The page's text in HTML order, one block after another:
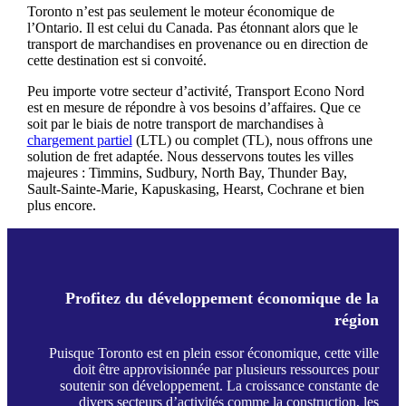
Toronto n’est pas seulement le moteur économique de
l’Ontario. Il est celui du Canada. Pas étonnant alors que le
transport de marchandises en provenance ou en direction de
cette destination est si convoité.
Peu importe votre secteur d’activité, Transport Econo Nord
est en mesure de répondre à vos besoins d’affaires. Que ce
soit par le biais de notre transport de marchandises à
chargement partiel (LTL) ou complet (TL), nous offrons une
solution de fret adaptée. Nous desservons toutes les villes
majeures : Timmins, Sudbury, North Bay, Thunder Bay,
Sault-Sainte-Marie, Kapuskasing, Hearst, Cochrane et bien
plus encore.
Profitez du développement économique de la
région
Puisque Toronto est en plein essor économique, cette ville
doit être approvisionnée par plusieurs ressources pour
soutenir son développement. La croissance constante de
divers secteurs d’activités comme la construction, les